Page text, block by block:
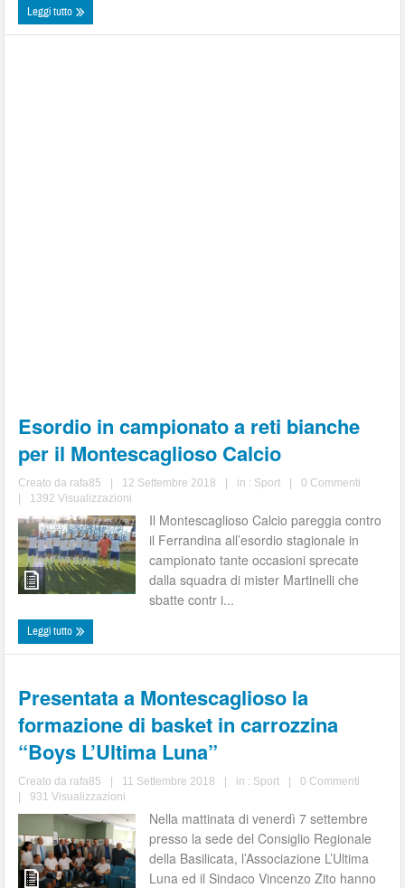
Leggi tutto
Esordio in campionato a reti bianche
per il Montescaglioso Calcio
Creato da rafa85 12 Settembre 2018 in : Sport
0 Commenti
1392 Visualizzazioni
Il Montescaglioso Calcio pareggia contro
il Ferrandina all’esordio stagionale in
campionato tante occasioni sprecate
dalla squadra di mister Martinelli che
sbatte contr i...
Leggi tutto
Presentata a Montescaglioso la
formazione di basket in carrozzina
“Boys L’Ultima Luna”
Creato da rafa85 11 Settembre 2018 in : Sport
0 Commenti
931 Visualizzazioni
Nella mattinata di venerdì 7 settembre
presso la sede del Consiglio Regionale
della Basilicata, l’Associazione L’Ultima
Luna ed il Sindaco Vincenzo Zito hanno